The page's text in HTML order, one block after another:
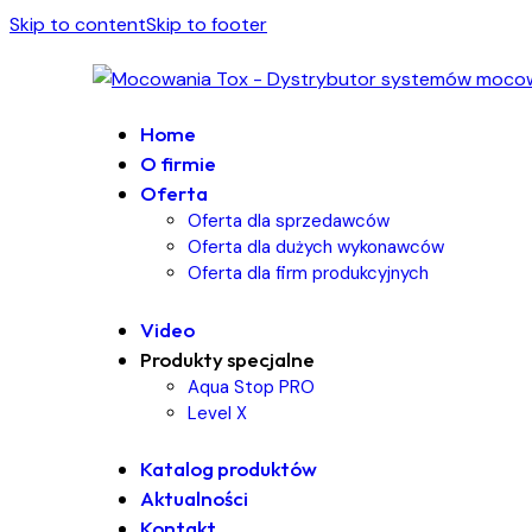
Skip to contentSkip to footer
Home
O firmie
Oferta
Oferta dla sprzedawców
Oferta dla dużych wykonawców
Oferta dla firm produkcyjnych
Video
Produkty specjalne
Aqua Stop PRO
Level X
Katalog produktów
Aktualności